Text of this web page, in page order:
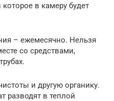
в камеру будет
– ежемесячно. Нельзя
со средствами,
и другую органику.
разводят в теплой